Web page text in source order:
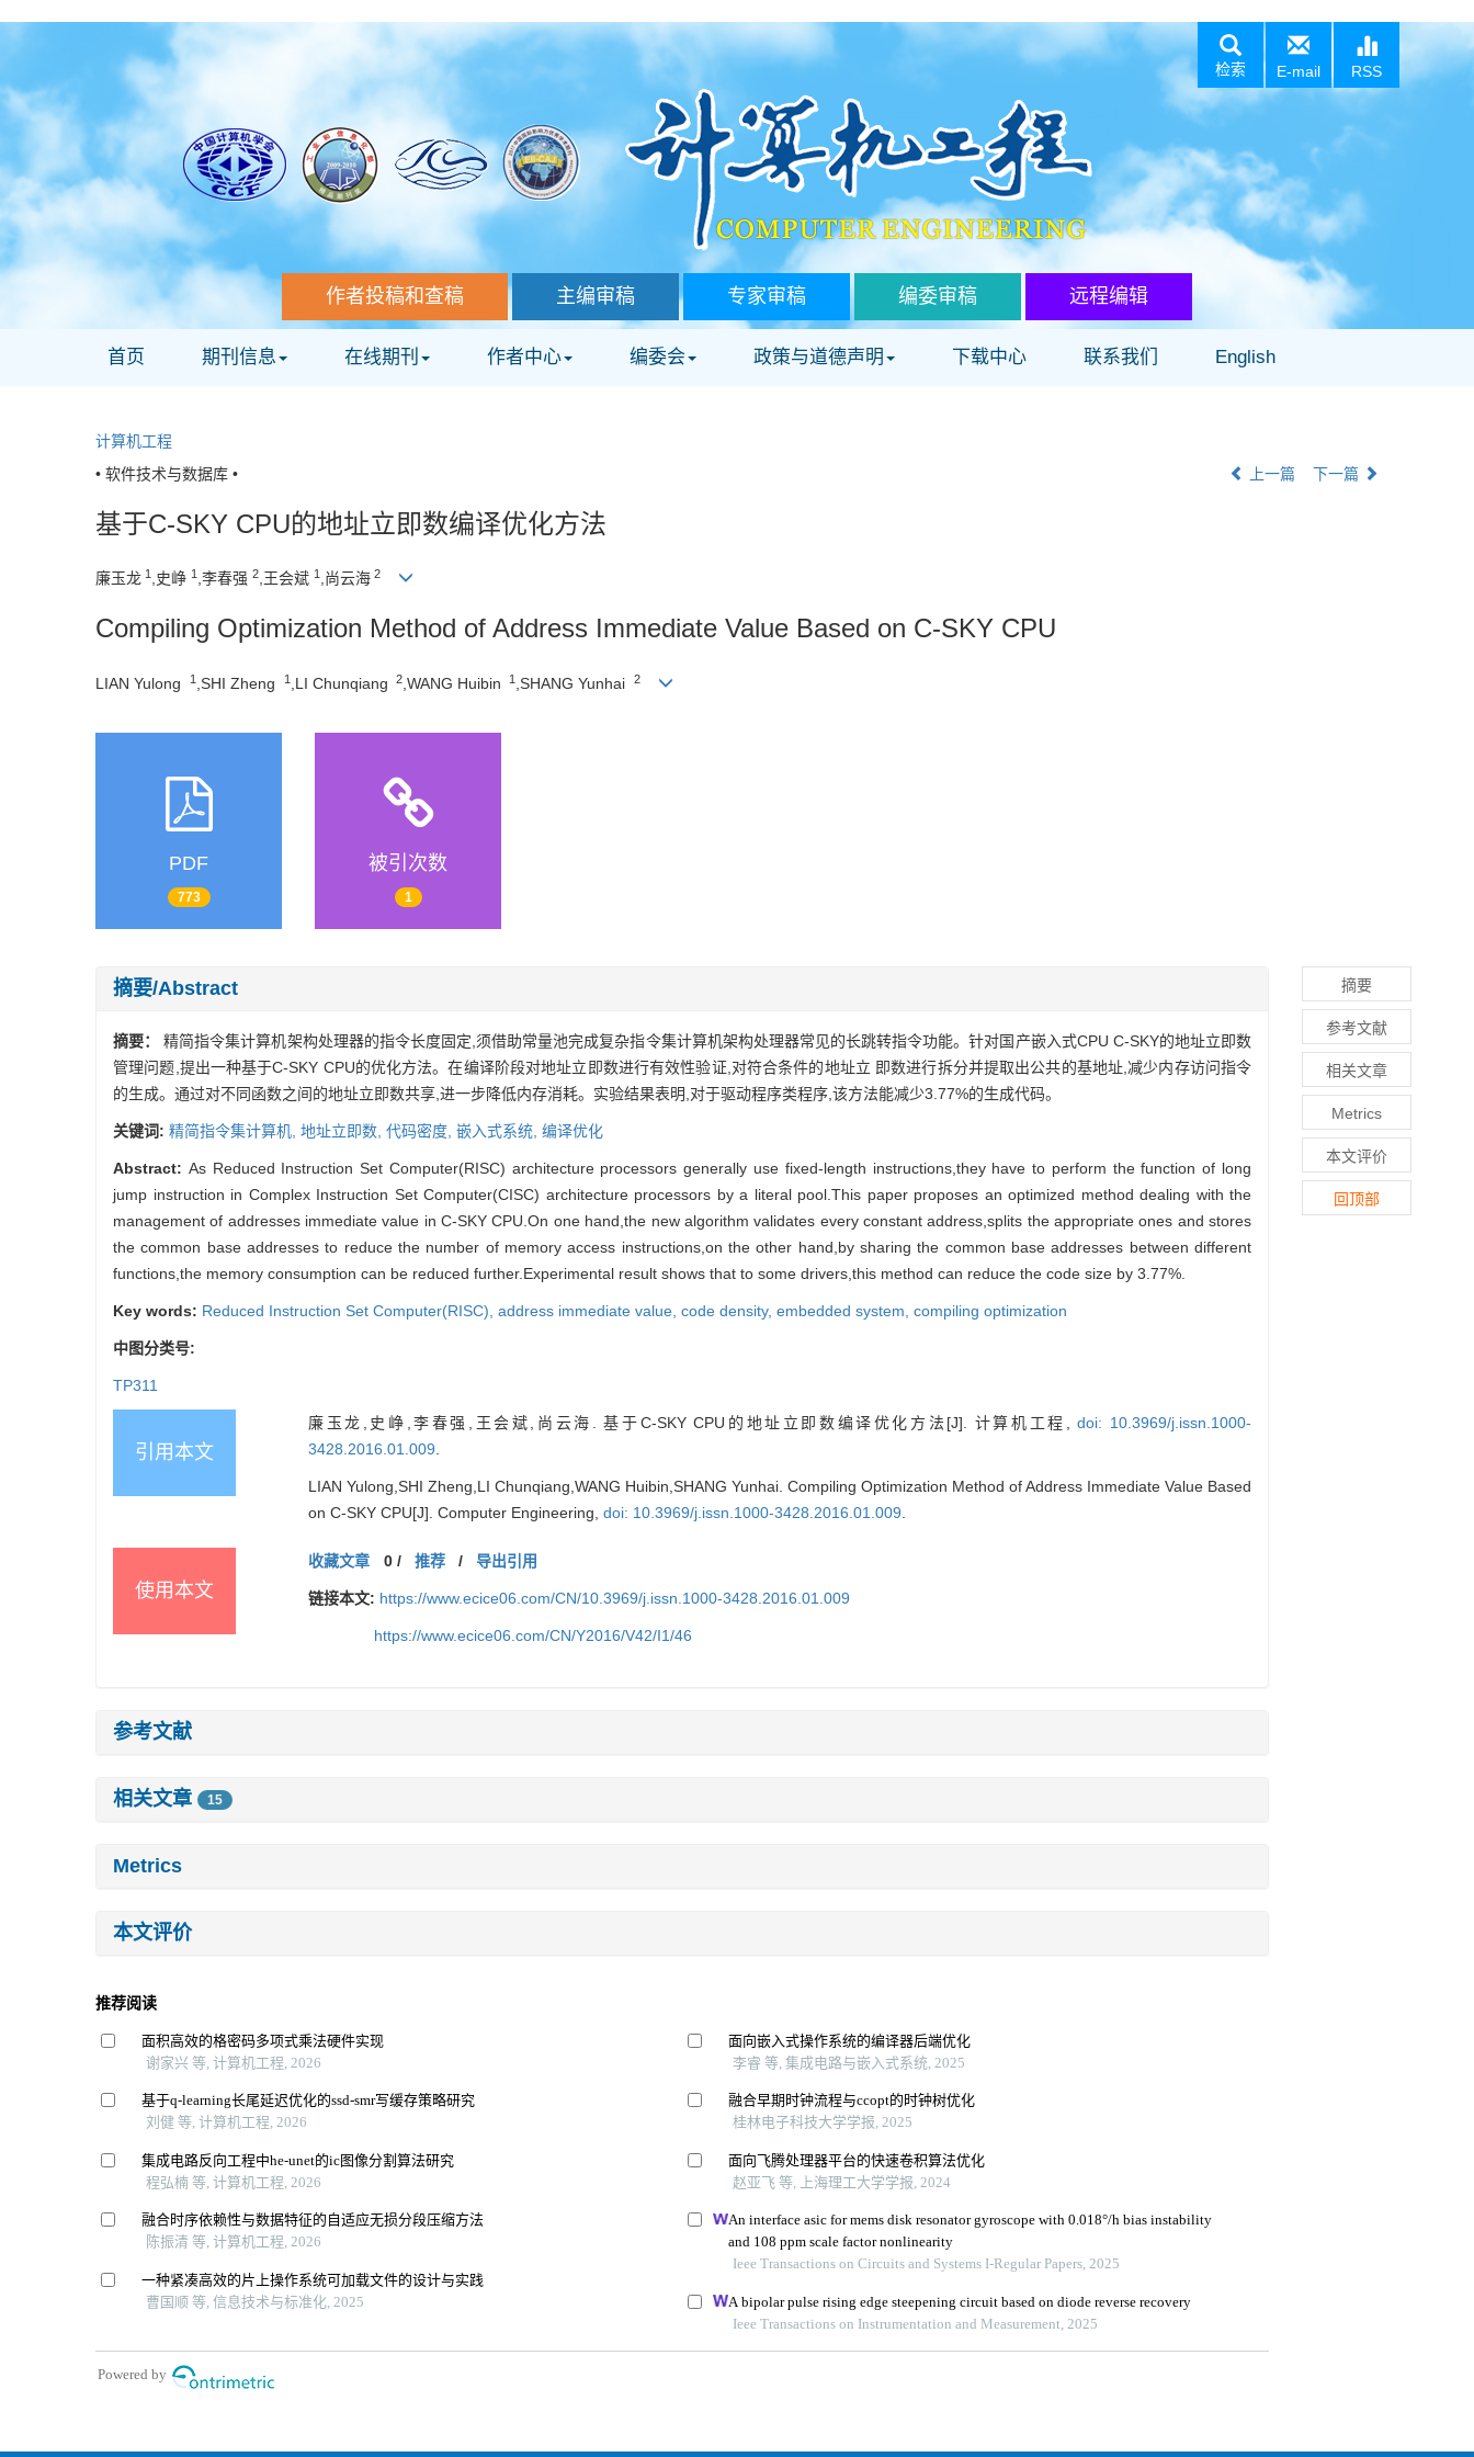
检索 E-mail RSS
作者投稿和查稿 主编审稿 专家审稿 编委审稿 远程编辑
首页 期刊信息 在线期刊 作者中心 编委会 政策与道德声明 下载中心 联系我们 English
计算机工程
• 软件技术与数据库 •
上一篇 下一篇
基于C-SKY CPU的地址立即数编译优化方法
廉玉龙 1 ,史峥 1 ,李春强 2,王会斌 1 ,尚云海 2
Compiling Optimization Method of Address Immediate Value Based on C-SKY CPU
LIAN Yulong 1 ,SHI Zheng 1 ,LI Chunqiang 2 ,WANG Huibin 1 ,SHANG Yunhai 2
PDF
773
被引次数
1
摘要/Abstract
摘要：精简指令集计算机架构处理器的指令长度固定,须借助常量池完成复杂指令集计算机架构处理器常见的长跳转指令功能。针对国产嵌入式CPU C-SKY的地址立即数
管理问题,提出一种基于C-SKY CPU的优化方法。在编译阶段对地址立即数进行有效性验证,对符合条件的地址立 即数进行拆分并提取出公共的基地址,减少内存访问指令
的生成。通过对不同函数之间的地址立即数共享,进一步降低内存消耗。实验结果表明,对于驱动程序类程序,该方法能减少3.77%的生成代码。
关键词: 精简指令集计算机, 地址立即数, 代码密度, 嵌入式系统, 编译优化
Abstract: As Reduced Instruction Set Computer(RISC) architecture processors generally use fixed-length instructions,they have to perform the function of long
jump instruction in Complex Instruction Set Computer(CISC) architecture processors by a literal pool.This paper proposes an optimized method dealing with the
management of addresses immediate value in C-SKY CPU.On one hand,the new algorithm validates every constant address,splits the appropriate ones and stores
the common base addresses to reduce the number of memory access instructions,on the other hand,by sharing the common base addresses between different
functions,the memory consumption can be reduced further.Experimental result shows that to some drivers,this method can reduce the code size by 3.77%.
Key words: Reduced Instruction Set Computer(RISC), address immediate value, code density, embedded system, compiling optimization
中图分类号:
TP311
引用本文
廉玉龙,史峥,李春强,王会斌,尚云海. 基于C-SKY CPU的地址立即数编译优化方法[J]. 计算机工程,doi: 10.3969/j.issn.1000-
3428.2016.01.009
LIAN Yulong,SHI Zheng,LI Chunqiang,WANG Huibin,SHANG Yunhai. Compiling Optimization Method of Address Immediate Value Based
on C-SKY CPU[J]. Computer Engineering, doi: 10.3969/j.issn.1000-3428.2016.01.009
使用本文
收藏文章 0/ 推荐 /导出引用
链接本文: https://www.ecice06.com/CN/10.3969/j.issn.1000-3428.2016.01.009
https://www.ecice06.com/CN/Y2016/V42/I1/46
参考文献
相关文章 15
Metrics
本文评价
摘要
参考文献
相关文章
Metrics
本文评价
回顶部